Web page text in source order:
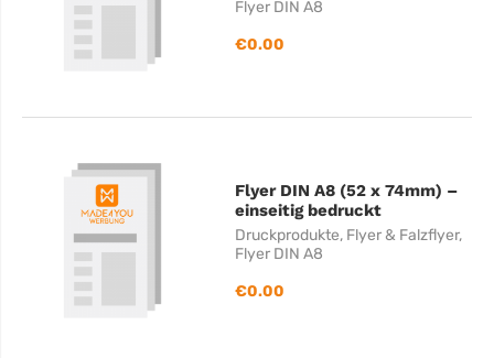
Flyer DIN A8
€0.00
Flyer DIN A8 (52 x 74mm) –
einseitig bedruckt
Druckprodukte, Flyer & Falzflyer,
Flyer DIN A8
€0.00